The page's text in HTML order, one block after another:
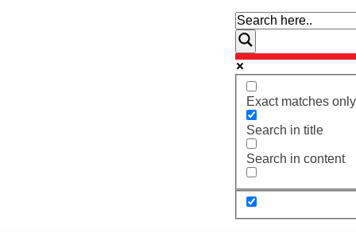
Exact matches only
Search in title
Search in content